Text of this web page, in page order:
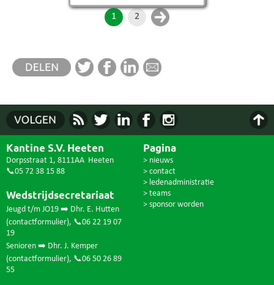
1 2
Kantine S.V. Heeten
Dorpsstraat 1, 8111AA Heeten
📞05 72 38 15 88
Wedstrijdsecretariaat
Jeugd t/m JO19 ➡️ Dhr. E. Hutten
(contactformulier), 📞06 22 19 07
19
Senioren ➡️ Dhr. J. Kemper
(contactformulier), 📞06 50 26 89
55
Pagina
> nieuws
> contact
> ledenadministratie
> teams
> sponsor worden